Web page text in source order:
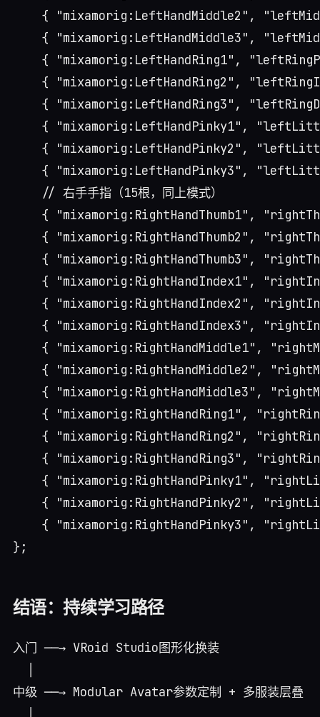
{ "mixamorig:LeftHandMiddle2",
{ "mixamorig:LeftHandMiddle3",
{ "mixamorig:LeftHandRing1",
{ "mixamorig:LeftHandRing2",
{ "mixamorig:LeftHandRing3",
{ "mixamorig:LeftHandPinky1",
{ "mixamorig:LeftHandPinky2",
{ "mixamorig:LeftHandPinky3",
    // 右手手指（15根，同上模式）
{ "mixamorig:RightHandThumb1",
{ "mixamorig:RightHandThumb2",
{ "mixamorig:RightHandThumb3",
{ "mixamorig:RightHandIndex1",
{ "mixamorig:RightHandIndex2",
{ "mixamorig:RightHandIndex3",
{ "mixamorig:RightHandMiddle1",
{ "mixamorig:RightHandMiddle2",
{ "mixamorig:RightHandMiddle3",
{ "mixamorig:RightHandRing1",
{ "mixamorig:RightHandRing2",
{ "mixamorig:RightHandRing3",
{ "mixamorig:RightHandPinky1",
{ "mixamorig:RightHandPinky2",
{ "mixamorig:RightHandPinky3",
结语：持续学习路径
入门 ──→ VRoid Studio图形化换装
中级 ──→ Modular Avatar参数定制 + 多服装层叠